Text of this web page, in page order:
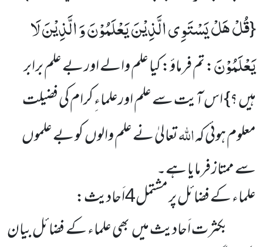
{قُلْ هَلْ یَسْتَوِی الَّذِیْنَ یَعْلَمُوْنَ وَ الَّذِیْنَ لَا
یَعْلَمُوْنَ: تم فرماؤ: کیا علم والے اور بے علم برابر
ہیں ؟} اس آیت سے علم اورعلماءِ کرام کی فضیلت
معلوم ہوئی کہاللہتعالیٰ نے علم والوں کو بے علموں
سے ممتاز فرمایا ہے۔
علماء کے فضائل پر مشتمل4اَحادیث:
بکثرت اَحادیث میں بھی علماء کے فضائل بیان